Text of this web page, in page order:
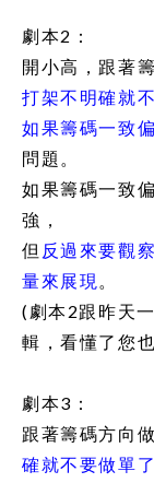
劇本2：
開小高，跟著
打架不明確就
如果籌碼一致
問題。
如果籌碼一致
強，
但 反過來要觀
量來展現 。
(劇本2跟昨天
輯，看懂了您
劇本3：
跟著籌碼方向做
確就不要做單了